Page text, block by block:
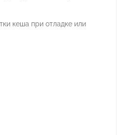
кеша при отладке или